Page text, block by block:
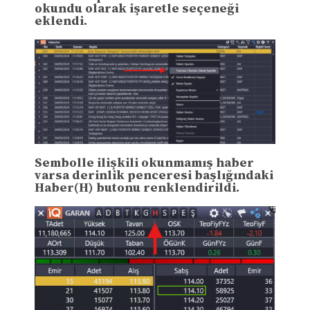
okundu olarak işaretle seçeneği
eklendi.
Sembolle ilişkili okunmamış haber
varsa derinlik penceresi başlığındaki
Haber(H) butonu renklendirildi.